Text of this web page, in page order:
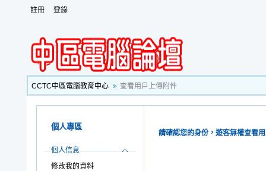
註冊 登錄
CCTC中區電腦教育中心 查看用戶上傳附件
個人專區
個人信息
修改我的資料
請確認您的身份，遊客無權查看